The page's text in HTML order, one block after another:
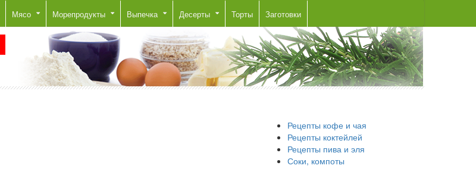
Мясо Морепродукты Выпечка Десерты Торты Заготовки
Рецепты кофе и чая
Рецепты коктейлей
Рецепты пива и эля
Соки, компоты